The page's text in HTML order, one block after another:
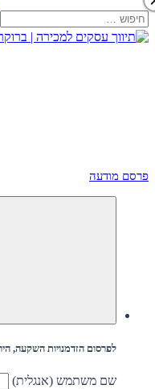
חיפוש:
פרסם מודעה
לפרסום הזדמנויות השקעה, הירשם
שם משתמש (אנגלית)